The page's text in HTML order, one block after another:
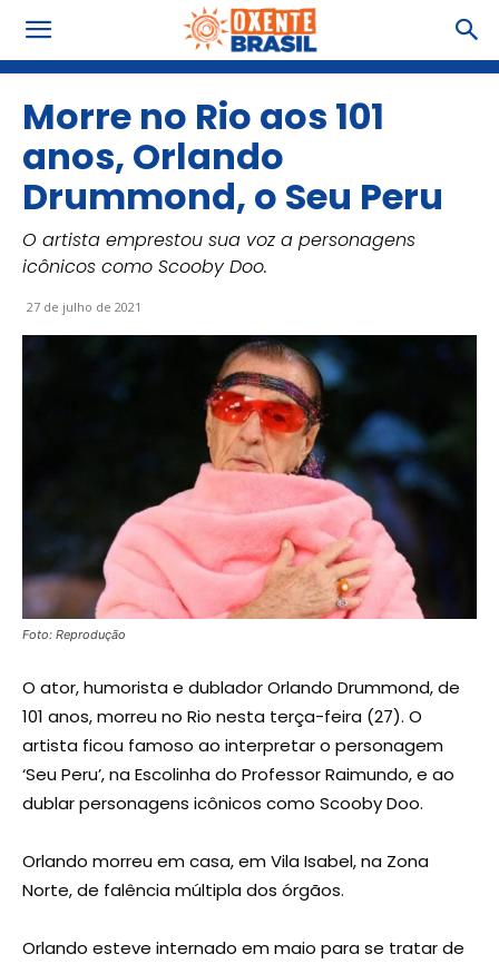
Morre no Rio aos 101
anos, Orlando
Drummond, o Seu Peru
O artista emprestou sua voz a personagens
icônicos como Scooby Doo.
27 de julho de 2021
Foto: Reprodução
O ator, humorista e dublador Orlando Drummond, de
101 anos, morreu no Rio nesta terça-feira (27). O
artista ficou famoso ao interpretar o personagem
‘Seu Peru’, na Escolinha do Professor Raimundo, e ao
dublar personagens icônicos como Scooby Doo.
Orlando morreu em casa, em Vila Isabel, na Zona
Norte, de falência múltipla dos órgãos.
Orlando esteve internado em maio para se tratar de